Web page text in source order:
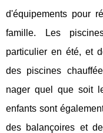
d'équipements pour
famille. Les
particulier en été, et
des piscines
nager quel que soit
enfants sont
des balançoires et